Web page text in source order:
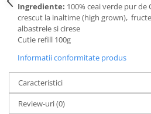
Ingrediente: 100% ceai verde pur de
crescut la inaltime (high grown),
albastrele si cirese
Cutie refill 100g
Informatii conformitate produs
Caracteristici
Review-uri(0)